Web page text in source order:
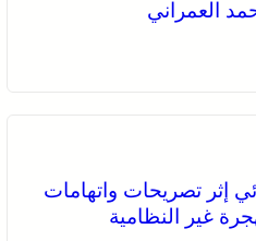
العمراني
إثر تصريحات واتهامات
غير النظامية